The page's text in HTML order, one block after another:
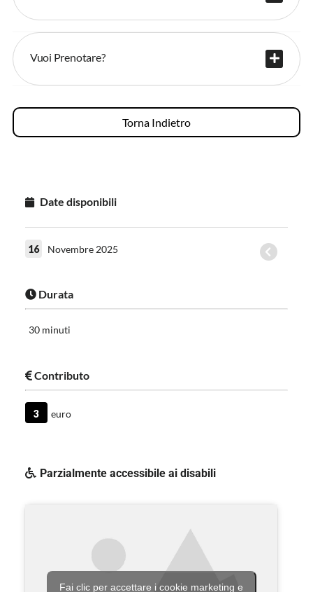
Vuoi Prenotare?
Torna Indietro
Date disponibili
16 Novembre 2025
Durata
30 minuti
Contributo
3 euro
Parzialmente accessibile ai disabili
Fai clic per accettare i cookie marketing e